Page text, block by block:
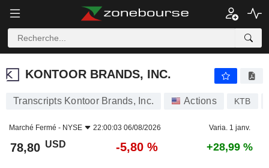
KONTOOR BRANDS, INC.
KONTOOR BRANDS, INC.
Transcripts Kontoor Brands, Inc. Actions KTB
Marché Fermé - NYSE 22:00:03 06/08/2026 Varia. 1 janv.
78,80 USD -5,80 % +28,99 %